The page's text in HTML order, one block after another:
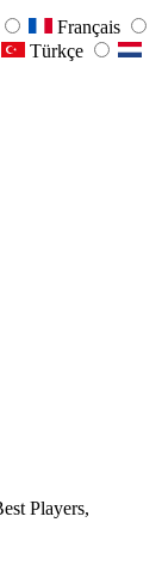
Français
Türkçe
Players,